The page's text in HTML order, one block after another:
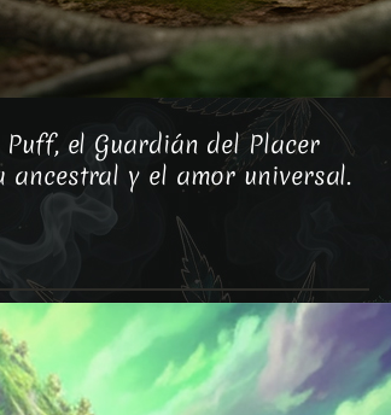
el Guardián del Placer
y el amor universal.